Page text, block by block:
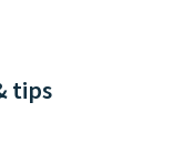
tips